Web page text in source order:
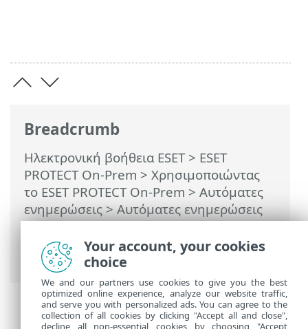
Breadcrumb
Ηλεκτρονική βοήθεια ESET> ESET
PROTECT On-Prem > Χρησιμοποιώντας
το ESET PROTECT On-Prem > Αυτόματες
ενημερώσεις>Αυτόματες ενημερώσεις
των εφαρμογών ασφάλειας ESET>
Ρύθμιση παραμέτρων αυτόματων
ενημερώσεων εφαρμογής
Your account, your cookies
choice
We and our partners use cookies to give you the best
optimized online experience, analyze our website traffic,
and serve you with personalized ads. You can agree to the
collection of all cookies by clicking "Accept all and close",
decline all non-essential cookies by choosing "Accept